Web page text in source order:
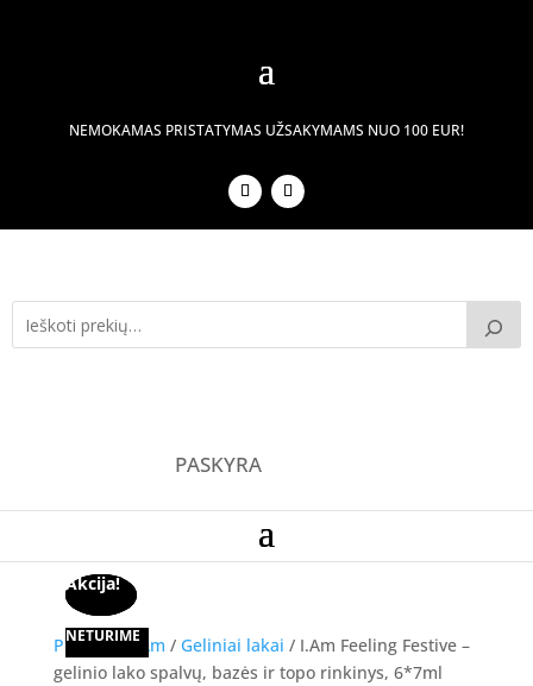
NEMOKAMAS PRISTATYMAS UŽSAKYMAMS NUO 100 EUR!
PASKYRA
Pradžia/I.Am / Geliniai lakai / I.Am Feeling Festive –
gelinio lako spalvų, bazės ir topo rinkinys, 6*7ml
Akcija!
Akcija!
NETURIME
Akcija!